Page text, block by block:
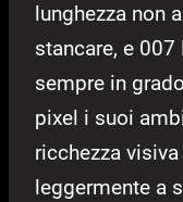
lunghezza non
stancare, e
sempre in
pixel i suoi
ricchezza
leggermente a